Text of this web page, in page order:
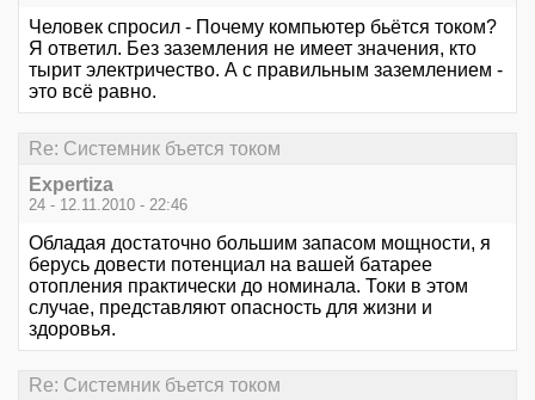
Человек спросил - Почему компьютер бьётся током?
Я ответил. Без заземления не имеет значения, кто
тырит электричество. А с правильным заземлением -
это всё равно.
Re: Системник бъется током
Expertiza
24 - 12.11.2010 - 22:46
Обладая достаточно большим запасом мощности, я
берусь довести потенциал на вашей батарее
отопления практически до номинала. Токи в этом
случае, представляют опасность для жизни и
здоровья.
Re: Системник бъется током